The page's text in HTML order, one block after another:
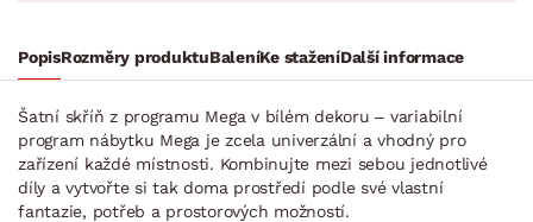
PopisRozměry produktuBaleníKe staženíDalší informace
Šatní skříň z programu Mega v bílém dekoru – variabilní
program nábytku Mega je zcela univerzální a vhodný pro
zařízení každé místnosti. Kombinujte mezi sebou jednotlivé
díly a vytvořte si tak doma prostředí podle své vlastní
fantazie, potřeb a prostorových možností.